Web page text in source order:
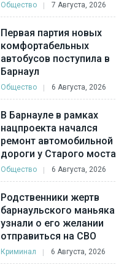
Общество 7 Августа, 2026
Первая партия новых
комфортабельных
автобусов поступила в
Барнаул
Общество 6 Августа, 2026
В Барнауле в рамках
нацпроекта начался
ремонт автомобильной
дороги у Старого моста
Общество 6 Августа, 2026
Родственники жертв
барнаульского маньяка
узнали о его желании
отправиться на СВО
Криминал 6 Августа, 2026